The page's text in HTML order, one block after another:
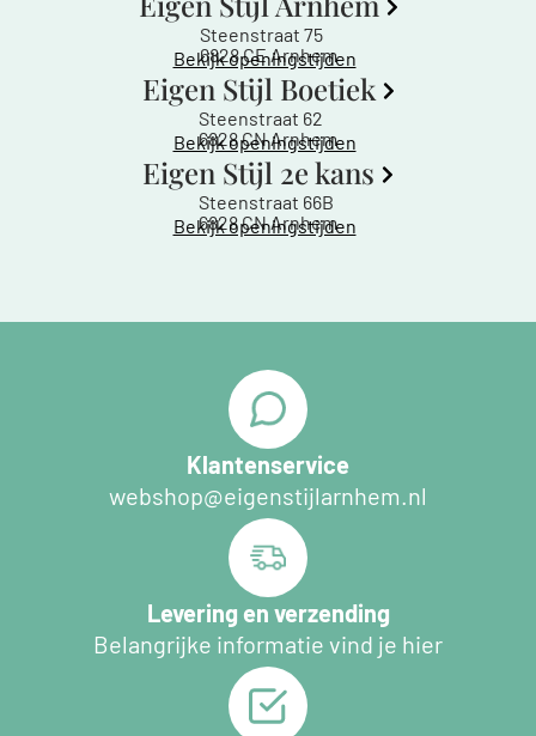
Steenstraat 75
6828 CE Arnhem
Bekijk openingstijden
Eigen Stijl Boetiek
Steenstraat 62
6828 CN Arnhem
Bekijk openingstijden
Eigen Stijl 2e kans
Steenstraat 66B
6828 CN Arnhem
Bekijk openingstijden
Klantenservice
webshop@eigenstijlarnhem.nl
Levering en verzending
Belangrijke informatie vind je hier